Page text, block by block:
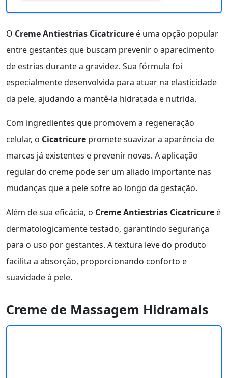
O Creme Antiestrias Cicatricure é uma opção popular
entre gestantes que buscam prevenir o aparecimento
de estrias durante a gravidez. Sua fórmula foi
especialmente desenvolvida para atuar na elasticidade
da pele, ajudando a mantê-la hidratada e nutrida.
Com ingredientes que promovem a regeneração
celular, o Cicatricure promete suavizar a aparência de
marcas já existentes e prevenir novas. A aplicação
regular do creme pode ser um aliado importante nas
mudanças que a pele sofre ao longo da gestação.
Além de sua eficácia, o Creme Antiestrias Cicatricure é
dermatologicamente testado, garantindo segurança
para o uso por gestantes. A textura leve do produto
facilita a absorção, proporcionando conforto e
suavidade à pele.
Creme de Massagem Hidramais